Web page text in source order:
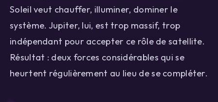
Soleil veut chauffer, illuminer, dominer le
système. Jupiter, lui, est trop massif, trop
indépendant pour accepter ce rôle de satellite.
Résultat : deux forces considérables qui se
heurtent régulièrement au lieu de se compléter.